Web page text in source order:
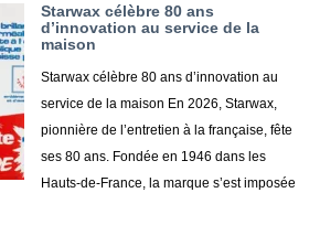
Starwax célèbre 80 ans
d’innovation au service de la
maison
Starwax célèbre 80 ans d’innovation au
service de la maison En 2026, Starwax,
pionnière de l’entretien à la française, fête
ses 80 ans. Fondée en 1946 dans les
Hauts-de-France, la marque s’est imposée